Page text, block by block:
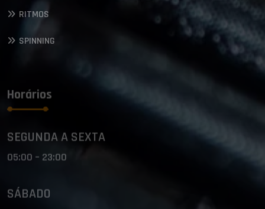
RITMOS
SPINNING
Horários
SEGUNDA A SEXTA
05:00 – 23:00
SÁBADO